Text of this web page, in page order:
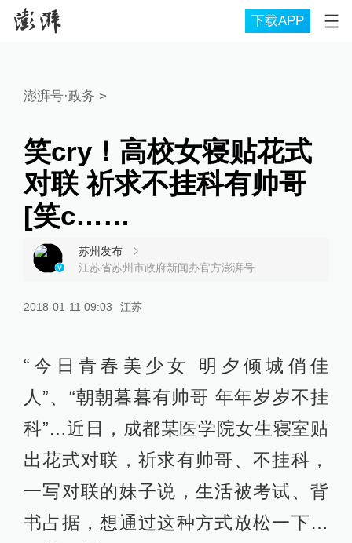
下载APP
澎湃号·政务 >
笑cry！高校女寝贴花式
对联 祈求不挂科有帅哥
[笑c……
苏州发布
江苏省苏州市政府新闻办官方澎湃号
2018-01-11 09:03 江苏
“今日青春美少女 明夕倾城俏佳
人”、“朝朝暮暮有帅哥 年年岁岁不挂
科”…近日，成都某医学院女生寝室贴
出花式对联，祈求有帅哥、不挂科，
一写对联的妹子说，生活被考试、背
书占据，想通过这种方式放松一下…